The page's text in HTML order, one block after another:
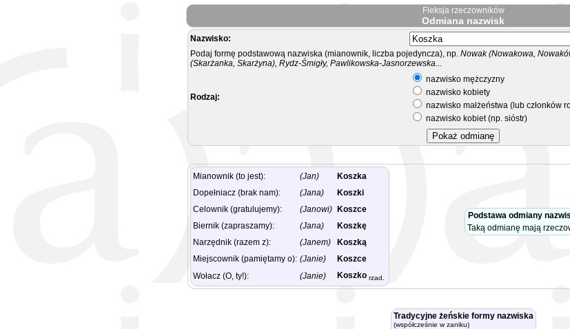
Fleksja rzeczowników
Odmiana nazwisk
Nazwisko:
Podaj formę podstawową nazwiska (mianownik, liczba pojedyncza), np. Nowak (Nowakowa,
(Skarżanka, Skarżyna), Rydz-Śmigły, Pawlikowska-Jasnorzewska...
Rodzaj:
nazwisko mężczyzny
nazwisko kobiety
nazwisko małżeństwa (lub członków
nazwisko kobiet (np. sióstr)
Mianownik (to jest): (Jan)
Koszka
Dopełniacz (brak nam):
(Jana)
Koszki
Celownik (gratulujemy):
(Janowi)
Koszce
Biernik (zapraszamy):
(Jana)
Koszkę
Narzędnik (razem z):
(Janem)
Koszką
Miejscownik (pamiętamy o): (Janie)
Koszce
Wołacz (O, ty!):
(Janie) Koszko rzad.
Podstawa odmiany
Taką odmianę mają
Tradycyjne żeńskie formy nazwiska
(współcześnie w zaniku)